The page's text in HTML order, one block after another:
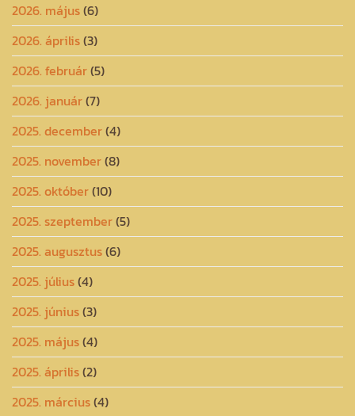
2026. május(6)
2026. április(3)
2026. február(5)
2026. január(7)
2025. december(4)
2025. november(8)
2025. október(10)
2025. szeptember(5)
2025. augusztus(6)
2025. július(4)
2025. június(3)
2025. május(4)
2025. április(2)
2025. március(4)